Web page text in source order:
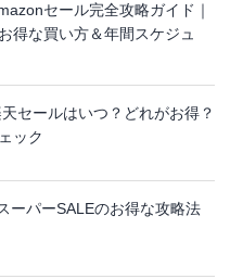
セール完全攻略ガイド｜
得な買い方＆年間スケジュ
セールはいつ？どれがお得？
ック
ーパーSALEのお得な攻略法